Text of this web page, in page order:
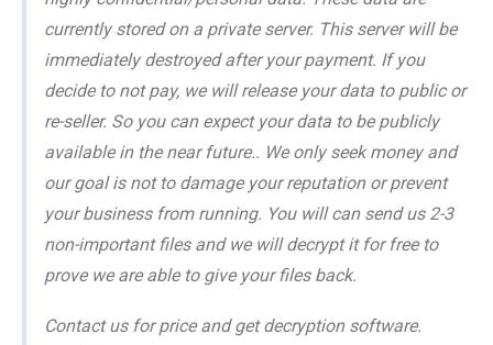
currently stored on a private server. This server will be
immediately destroyed after your payment. If you
decide to not pay, we will release your data to public or
re-seller. So you can expect your data to be publicly
available in the near future.. We only seek money and
our goal is not to damage your reputation or prevent
your business from running. You will can send us 2-3
non-important files and we will decrypt it for free to
prove we are able to give your files back.
Contact us for price and get decryption software.